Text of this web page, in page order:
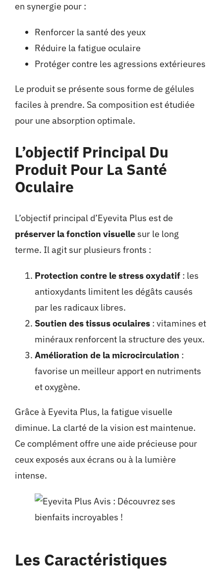
en synergie pour :
Renforcer la santé des yeux
Réduire la fatigue oculaire
Protéger contre les agressions extérieures
Le produit se présente sous forme de gélules
faciles à prendre. Sa composition est étudiée
pour une absorption optimale.
L’objectif Principal Du
Produit Pour La Santé
Oculaire
L’objectif principal d’Eyevita Plus est de
préserver la fonction visuellesur le long
terme. Il agit sur plusieurs fronts :
Protection contre le stress oxydatif: les
antioxydants limitent les dégâts causés
par les radicaux libres.
Soutien des tissus oculaires: vitamines et
minéraux renforcent la structure des yeux.
Amélioration de la microcirculation :
favorise un meilleur apport en nutriments
et oxygène.
Grâce à Eyevita Plus, la fatigue visuelle
diminue. La clarté de la vision est maintenue.
Ce complément offre une aide précieuse pour
ceux exposés aux écrans ou à la lumière
intense.
Les Caractéristiques